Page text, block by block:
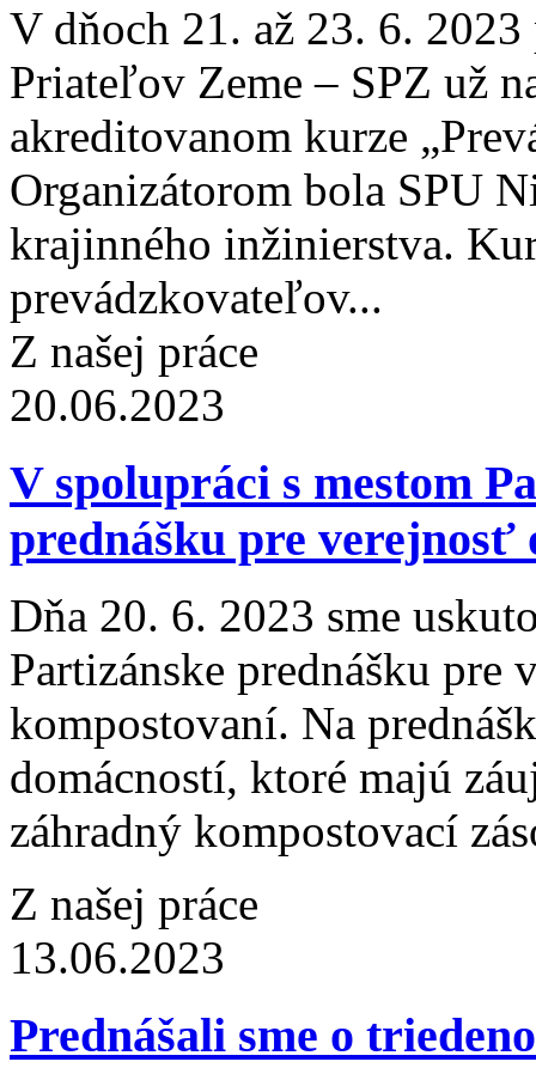
V dňoch 21. až 23. 6.
Priateľov Zeme – SPZ už
akreditovanom kurze
Organizátorom bola SPU
krajinného inžinierstva.
prevádzkovateľov...
Z našej práce
20.06.2023
V spolupráci s mestom
prednášku pre verejnosť
Dňa 20. 6. 2023 sme
Partizánske prednášku pre
kompostovaní. Na
domácností, ktoré majú
záhradný kompostovací
Z našej práce
13.06.2023
Prednášali sme o